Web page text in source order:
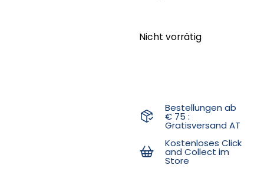
Nicht vorrätig
Bestellungen ab
€ 75 :
Gratisversand AT
Kostenloses Click
and Collect im
Store